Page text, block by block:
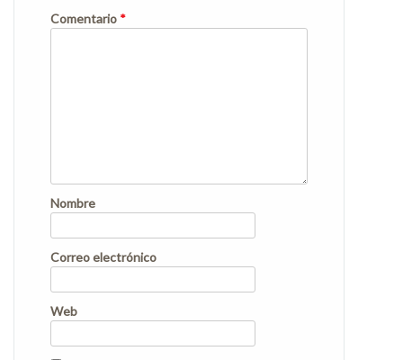
Comentario *
Nombre
Correo electrónico
Web